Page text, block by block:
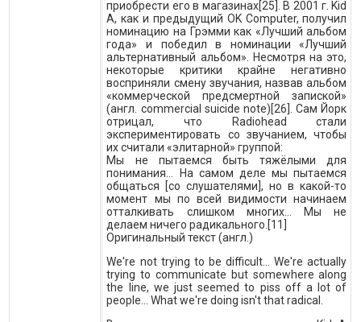
приобрести его в магазинах[25]. В 2001 г. Kid
A, как и предыдущий OK Computer, получил
номинацию на Грэмми как «Лучший альбом
года» и победил в номинации «Лучший
альтернативный альбом». Несмотря на это,
некоторые критики крайне негативно
восприняли смену звучания, назвав альбом
«коммерческой предсмертной запиской»
(англ. commercial suicide note)[26]. Сам Йорк
отрицал, что Radiohead стали
экспериментировать со звучанием, чтобы
их считали «элитарной» группой:
Мы не пытаемся быть тяжёлыми для
понимания… На самом деле мы пытаемся
общаться [со слушателями], но в какой-то
момент мы по всей видимости начинаем
отталкивать слишком многих… Мы не
делаем ничего радикального.[11]
Оригинальный текст (англ.)
We're not trying to be difficult… We're actually
trying to communicate but somewhere along
the line, we just seemed to piss off a lot of
people… What we're doing isn't that radical.